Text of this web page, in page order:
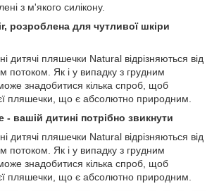
з м'якого силікону.
розроблена для чутливої ​​шкіри
дитячі пляшечки Natural відрізняються від
потоком. Як і у випадку з грудним
знадобитися кілька спроб, щоб
пляшечки, що є абсолютно природним.
- вашій дитині потрібно звикнути
дитячі пляшечки Natural відрізняються від
потоком. Як і у випадку з грудним
знадобитися кілька спроб, щоб
пляшечки, що є абсолютно природним.